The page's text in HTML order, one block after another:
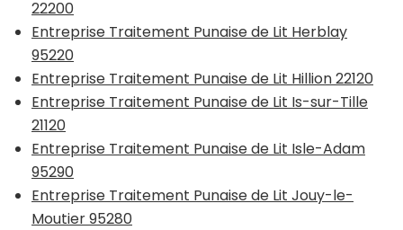
22200
Entreprise Traitement Punaise de Lit Herblay
95220
Entreprise Traitement Punaise de Lit Hillion 22120
Entreprise Traitement Punaise de Lit Is-sur-Tille
21120
Entreprise Traitement Punaise de Lit Isle-Adam
95290
Entreprise Traitement Punaise de Lit Jouy-le-
Moutier 95280